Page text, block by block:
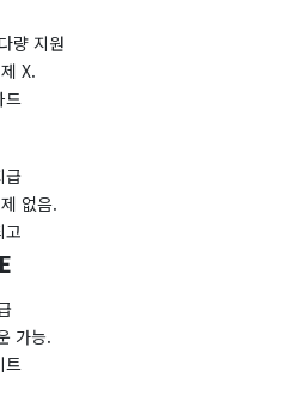
량 지원
X.
드
급
없음.
고
가능.
트